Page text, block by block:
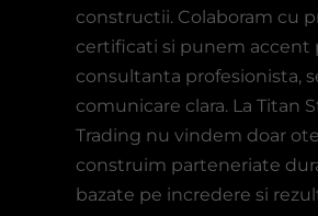
constructii. Colaboram cu
certificati si punem accent
consultanta profesionista,
comunicare clara. La Titan
Trading nu vindem doar
construim parteneriate
bazate pe incredere si